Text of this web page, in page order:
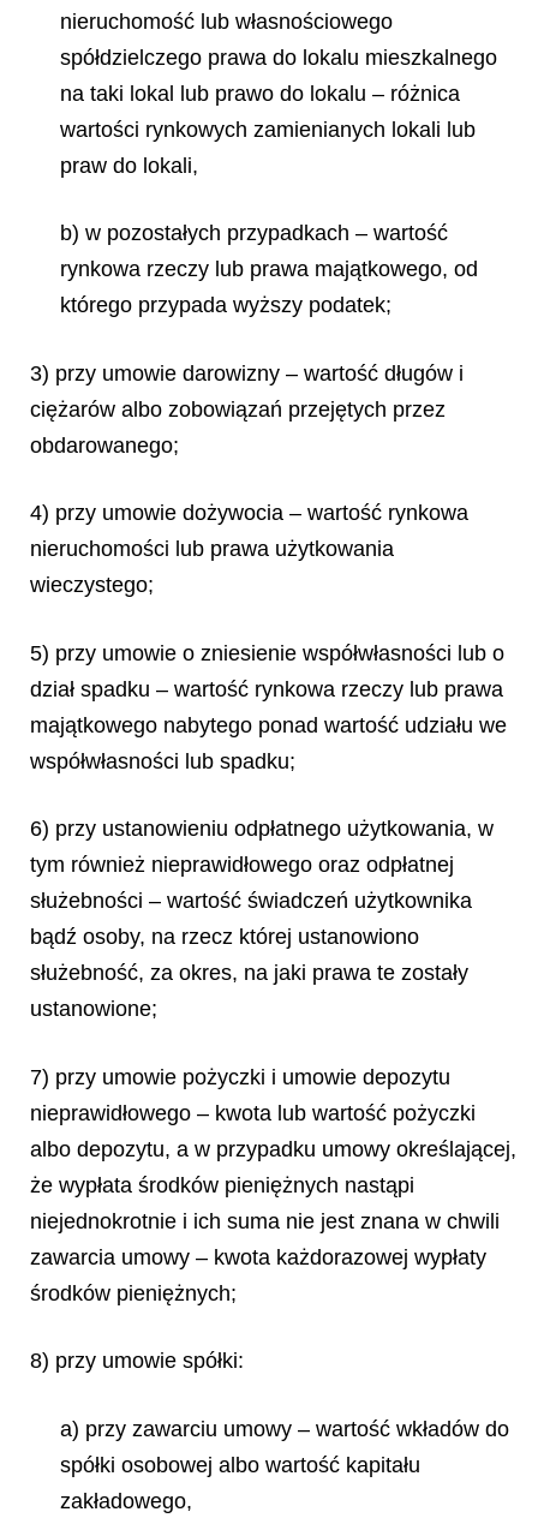
nieruchomość lub własnościowego
spółdzielczego prawa do lokalu mieszkalnego
na taki lokal lub prawo do lokalu – różnica
wartości rynkowych zamienianych lokali lub
praw do lokali,
b) w pozostałych przypadkach – wartość
rynkowa rzeczy lub prawa majątkowego, od
którego przypada wyższy podatek;
3) przy umowie darowizny – wartość długów i
ciężarów albo zobowiązań przejętych przez
obdarowanego;
4) przy umowie dożywocia – wartość rynkowa
nieruchomości lub prawa użytkowania
wieczystego;
5) przy umowie o zniesienie współwłasności lub o
dział spadku – wartość rynkowa rzeczy lub prawa
majątkowego nabytego ponad wartość udziału we
współwłasności lub spadku;
6) przy ustanowieniu odpłatnego użytkowania, w
tym również nieprawidłowego oraz odpłatnej
służebności – wartość świadczeń użytkownika
bądź osoby, na rzecz której ustanowiono
służebność, za okres, na jaki prawa te zostały
ustanowione;
7) przy umowie pożyczki i umowie depozytu
nieprawidłowego – kwota lub wartość pożyczki
albo depozytu, a w przypadku umowy określającej,
że wypłata środków pieniężnych nastąpi
niejednokrotnie i ich suma nie jest znana w chwili
zawarcia umowy – kwota każdorazowej wypłaty
środków pieniężnych;
8) przy umowie spółki:
a) przy zawarciu umowy – wartość wkładów do
spółki osobowej albo wartość kapitału
zakładowego,